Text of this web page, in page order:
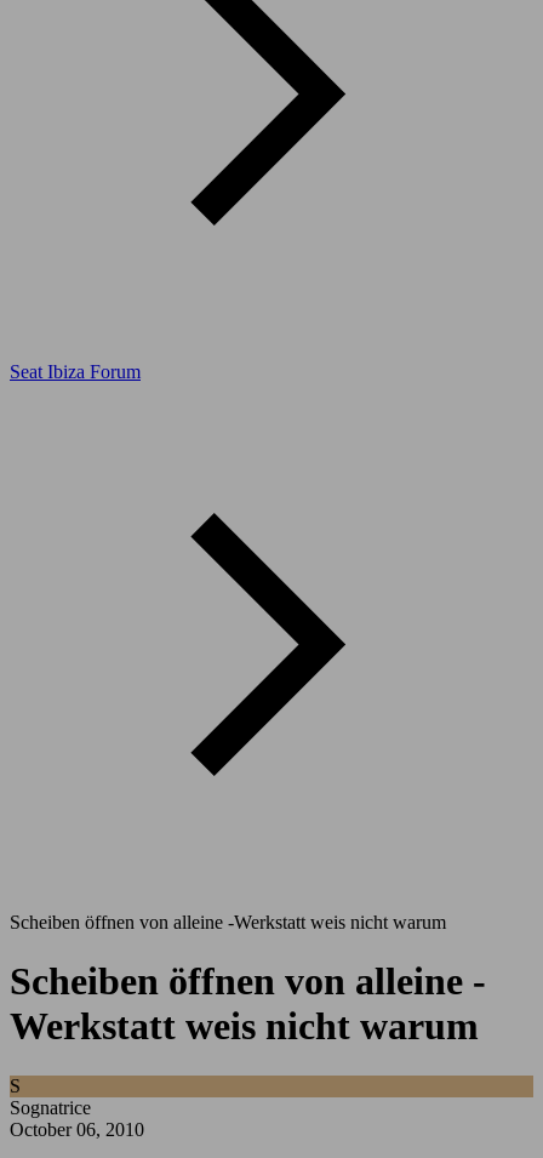
Seat Ibiza Forum
Scheiben öffnen von alleine -Werkstatt weis nicht warum
Scheiben öffnen von alleine -
Werkstatt weis nicht warum
S
Sognatrice
October 06, 2010